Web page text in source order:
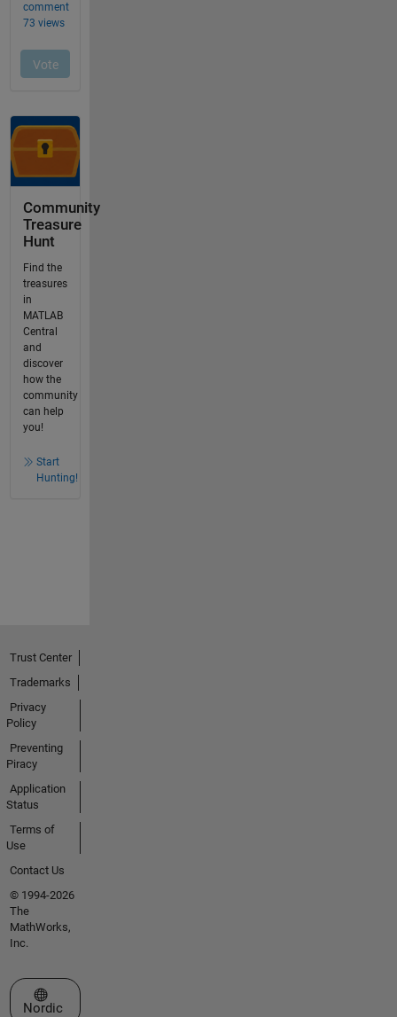
Community
Treasure
Hunt
Find the
treasures
in
MATLAB
Central
and
discover
how the
community
can help
you!
Start
Hunting!
Trust Center
Trademarks
Privacy
Policy
Preventing
Piracy
Application
Status
Terms of
Use
Contact Us
© 1994-2026
The
MathWorks,
Inc.
Select a Web Site
Nordic